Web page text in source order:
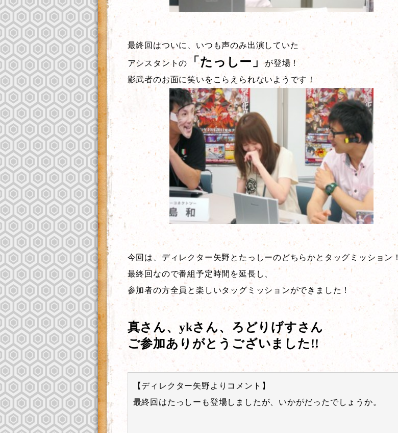
最終回はついに、いつも声のみ出演していた
アシスタントの 「たっしー」が登場！
影武者のお面に笑いをこらえられないようです！
今回は、ディレクター矢野とたっしーのどちらかとタッグミッション！
最終回なので番組予定時間を延長し、
参加者の方全員と楽しいタッグミッションができました！
真さん、ykさん、ろどりげすさん
ご参加ありがとうございました!!
【ディレクター矢野よりコメント】
最終回はたっしーも登場しましたが、いかがだったでしょうか。